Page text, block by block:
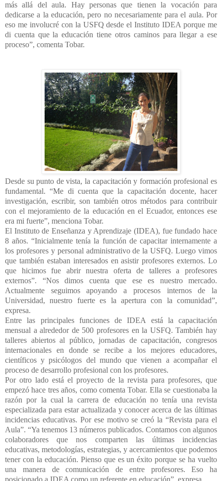
más allá del aula. Hay personas que tienen la vocación para
dedicarse a la educación, pero no necesariamente para el aula. Por
eso me involucré con la USFQ desde el Instituto IDEA porque me
di cuenta que la educación tiene otros caminos para llegar a ese
proceso”, comenta Tobar.
Desde su punto de vista, la capacitación y formación profesional es
fundamental. “Me di cuenta que la capacitación docente, hacer
investigación, escribir, son también otros métodos para contribuir
con el mejoramiento de la educación en el Ecuador, entonces ese
era mi fuerte”, menciona Tobar.
El Instituto de Enseñanza y Aprendizaje (IDEA), fue fundado hace
8 años. “Inicialmente tenía la función de capacitar internamente a
los profesores y personal administrativo de la USFQ. Luego vimos
que también estaban interesados en asistir profesores externos. Lo
que hicimos fue abrir nuestra oferta de talleres a profesores
externos”. “Nos dimos cuenta que ese es nuestro mercado.
Actualmente seguimos apoyando a procesos internos de la
Universidad, nuestro fuerte es la apertura con la comunidad”,
expresa.
Entre las principales funciones de IDEA está la capacitación
mensual a alrededor de 500 profesores en la USFQ. También hay
talleres abiertos al público, jornadas de capacitación, congresos
internacionales en donde se recibe a los mejores educadores,
científicos y psicólogos del mundo que vienen a acompañar el
proceso de desarrollo profesional con los profesores.
Por otro lado está el proyecto de la revista para profesores, que
empezó hace tres años, como comenta Tobar. Ella se cuestionaba la
razón por la cual la carrera de educación no tenía una revista
especializada para estar actualizada y conocer acerca de las últimas
incidencias educativas. Por ese motivo se creó la “Revista para el
Aula”. “Ya tenemos 13 números publicados. Contamos con algunos
colaboradores que nos comparten las últimas incidencias
educativas, metodologías, estrategias, y acercamientos que podemos
tener con la educación. Pienso que es un éxito porque se ha vuelto
una manera de comunicación de entre profesores. Eso ha